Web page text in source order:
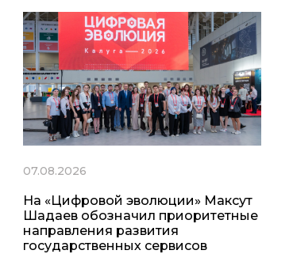
07.08.2026
На «Цифровой эволюции» Максут
Шадаев обозначил приоритетные
направления развития
государственных сервисов